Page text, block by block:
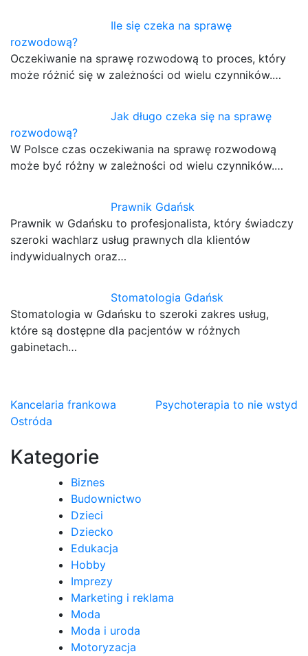
Ile się czeka na sprawę
rozwodową?
Oczekiwanie na sprawę rozwodową to proces, który
może różnić się w zależności od wielu czynników.…
Jak długo czeka się na sprawę
rozwodową?
W Polsce czas oczekiwania na sprawę rozwodową
może być różny w zależności od wielu czynników.…
Prawnik Gdańsk
Prawnik w Gdańsku to profesjonalista, który świadczy
szeroki wachlarz usług prawnych dla klientów
indywidualnych oraz…
Stomatologia Gdańsk
Stomatologia w Gdańsku to szeroki zakres usług,
które są dostępne dla pacjentów w różnych
gabinetach…
Nawigacja
wpisu
Kancelaria frankowa
Ostróda
Psychoterapia to nie wstyd
Kategorie
Biznes
Budownictwo
Dzieci
Dziecko
Edukacja
Hobby
Imprezy
Marketing i reklama
Moda
Moda i uroda
Motoryzacja